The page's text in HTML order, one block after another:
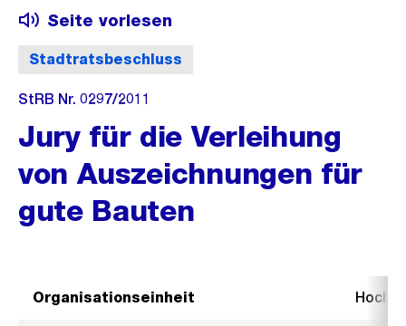
Stadtratsbeschluss
Seite vorlesen
StRB Nr. 0297/2011
Jury für die Verleihung
von Auszeichnungen für
gute Bauten
Organisationseinheit